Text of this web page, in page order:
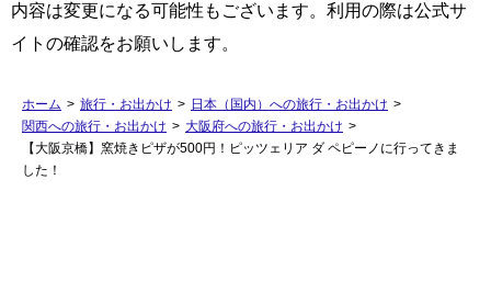
内容は変更になる可能性もございます。利用の際は公式サ
イトの確認をお願いします。
ホーム > 旅行・お出かけ > 日本（国内）への旅行・お出かけ >
関西への旅行・お出かけ > 大阪府への旅行・お出かけ >
【大阪京橋】窯焼きピザが500円！ピッツェリア ダ ペピーノに行ってきま
した！